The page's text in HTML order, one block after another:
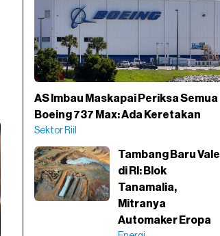
AS Imbau Maskapai Periksa Semua
Boeing 737 Max: Ada Keretakan
Sektor Riil
Tambang Baru Vale
di RI: Blok
Tanamalia,
Mitranya
Automaker Eropa